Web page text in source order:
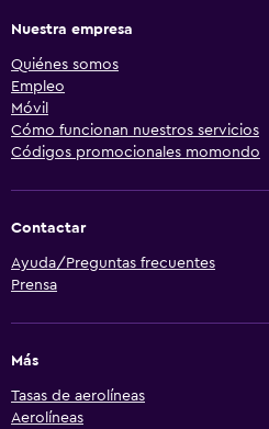
Nuestra empresa
Quiénes somos
Empleo
Móvil
Cómo funcionan nuestros servicios
Códigos promocionales momondo
Contactar
Ayuda/Preguntas frecuentes
Prensa
Más
Tasas de aerolíneas
Aerolíneas